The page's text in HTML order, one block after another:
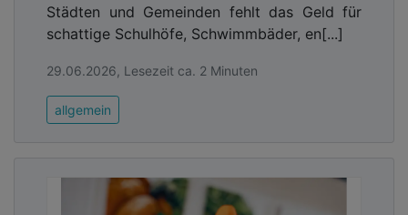
Städten und Gemeinden fehlt das Geld für
schattige Schulhöfe, Schwimmbäder, en[...]
29.06.2026, Lesezeit ca. 2 Minuten
allgemein